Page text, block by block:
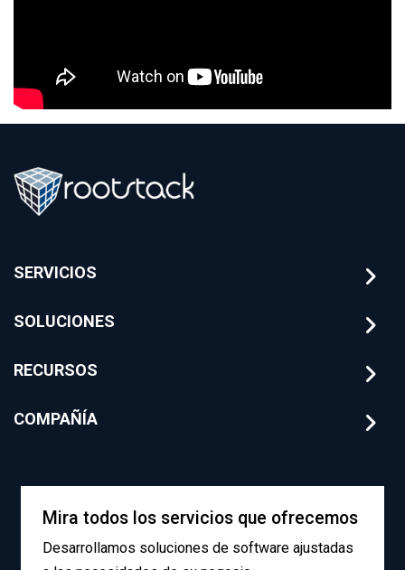
SERVICIOS
SOLUCIONES
RECURSOS
COMPAÑÍA
Mira todos los servicios que ofrecemos
Desarrollamos soluciones de software ajustadas